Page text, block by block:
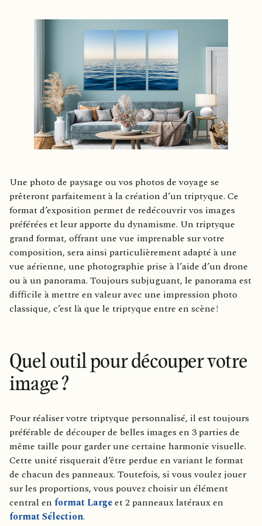
Une photo de paysage ou vos photos de voyage se
prêteront parfaitement à la création d’un triptyque. Ce
format d’exposition permet de redécouvrir vos images
préférées et leur apporte du dynamisme. Un triptyque
grand format, offrant une vue imprenable sur votre
composition, sera ainsi particulièrement adapté à une
vue aérienne, une photographie prise à l’aide d’un drone
ou à un panorama. Toujours subjuguant, le panorama est
difficile à mettre en valeur avec une impression photo
classique, c’est là que le triptyque entre en scène !
Quel outil pour découper votre
image ?
Pour réaliser votre triptyque personnalisé, il est toujours
préférable de découper de belles images en 3 parties de
même taille pour garder une certaine harmonie visuelle.
Cette unité risquerait d’être perdue en variant le format
de chacun des panneaux. Toutefois, si vous voulez jouer
sur les proportions, vous pouvez choisir un élément
central en format Largeet 2 panneaux latéraux en
format Sélection.